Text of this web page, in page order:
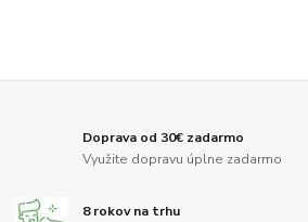
Doprava od 30€ zadarmo
Využite dopravu úplne zadarmo
8 rokov na trhu